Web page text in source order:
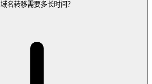
域名转移需要多长时间？